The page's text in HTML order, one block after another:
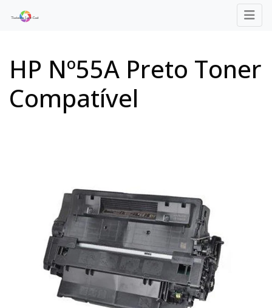
HP Nº55A Preto Toner
Compatível